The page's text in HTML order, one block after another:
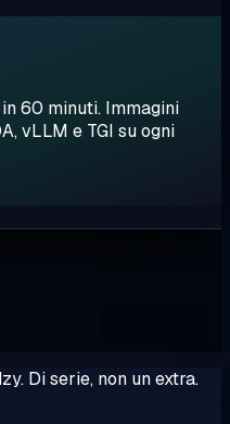
60 minuti. Immagini
vLLM e TGI su ogni
Di serie, non un extra.